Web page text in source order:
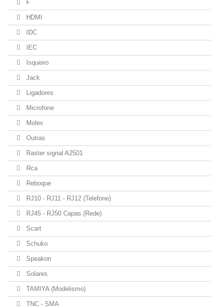
F
HDMI
IDC
IEC
Isqueiro
Jack
Ligadores
Microfone
Molex
Outras
Raster signal A2501
Rca
Reboque
RJ10 - RJ11 - RJ12 (Telefone)
RJ45 - RJ50 Capas (Rede)
Scart
Schuko
Speakon
Solares
TAMIYA (Modelismo)
TNC - SMA